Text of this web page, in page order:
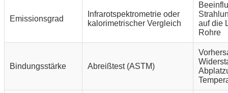
Emissionsgrad
Infrarotspektrometrie oder
kalorimetrischer Vergleich
auf die
Rohre
Bindungsstärke Abreißtest (ASTM)